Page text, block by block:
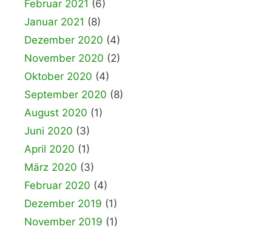
Februar 2021 (6)
Januar 2021 (8)
Dezember 2020 (4)
November 2020 (2)
Oktober 2020 (4)
September 2020 (8)
August 2020 (1)
Juni 2020 (3)
April 2020 (1)
März 2020 (3)
Februar 2020 (4)
Dezember 2019 (1)
November 2019 (1)